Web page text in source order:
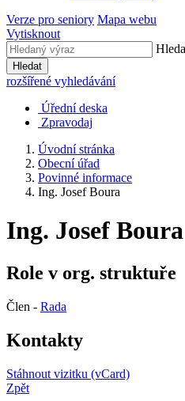
Verze pro seniory Mapa webu
Vytisknout
Hledat
rozšířené vyhledávání
Úřední deska
Zpravodaj
Úvodní stránka
Obecní úřad
Povinné informace
Ing. Josef Boura
Ing. Josef Boura
Role v org. struktuře
Člen - Rada
Kontakty
Stáhnout vizitku (vCard)
Zpět